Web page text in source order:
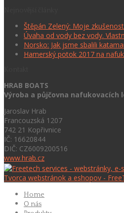
Štěpán Zelený: Moje
Úvaha od vody bez vody.
Norsko: Jak jsme sbalili
Hamerský potok 2017 na
HRAB BOATS
Výroba a půjčovna nafukovacích
Jaroslav Hrab
Francouzská 1207
742 21 Kopřivnice
IČ: 16620844
DIČ: CZ6009200516
www.hrab.cz
Tvorca webstránok a eshopov -
Home
O nás